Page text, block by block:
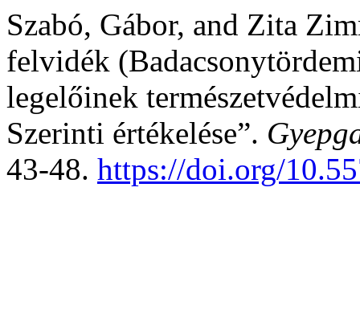
Szabó, Gábor, and Zita
felvidék
legelőinek
Szerinti értékelése”.
43-48. https://doi.org/